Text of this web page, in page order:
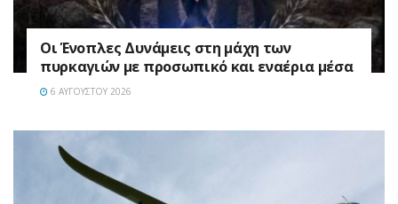
Οι Ένοπλες Δυνάμεις στη μάχη των
πυρκαγιών με προσωπικό και εναέρια μέσα
6 ΑΥΓΟΎΣΤΟΥ 2026